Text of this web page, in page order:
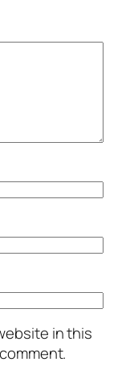
in this